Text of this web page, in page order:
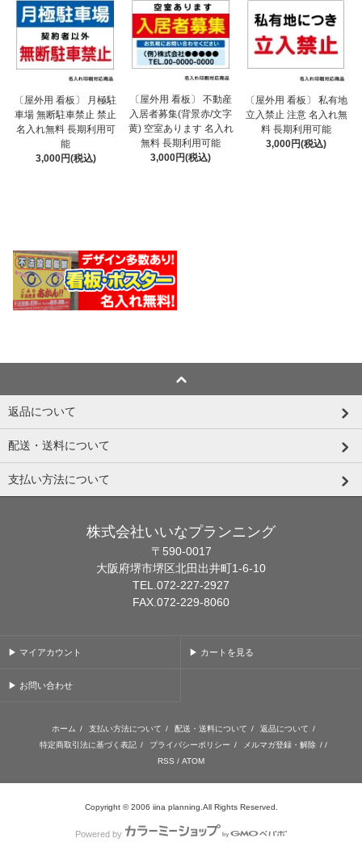
〔屋外用 看板〕 月極駐
車場 無断駐車禁止 禁止
名入れ無料 長期利用可
能
3,000円(税込)
〔屋外用 看板〕 不動産
入居者募集(背景赤/文字
黄) 空室あります 名入れ
無料 長期利用可能
3,000円(税込)
〔屋外用 看板〕 私有地
立入禁止 注意 名入れ無
料 長期利用可能
3,000円(税込)
返品について
配送・送料について
支払い方法について
株式会社いいなプランニング
〒590-0017
大阪府堺市堺区北田出井町1-6-10
TEL.072-227-2927
FAX.072-229-8060
▶ マイアカウント ▶ カートを見る
▶ お問い合わせ
ホーム / 支払い方法について / 配送・送料について / 返品について /
特定商取引法に基づく表記 / プライバシーポリシー / メルマガ登録・解除 / /
RSS / ATOM
Copyright © 2006 iina planning.All Rights Reserved.
Powered by